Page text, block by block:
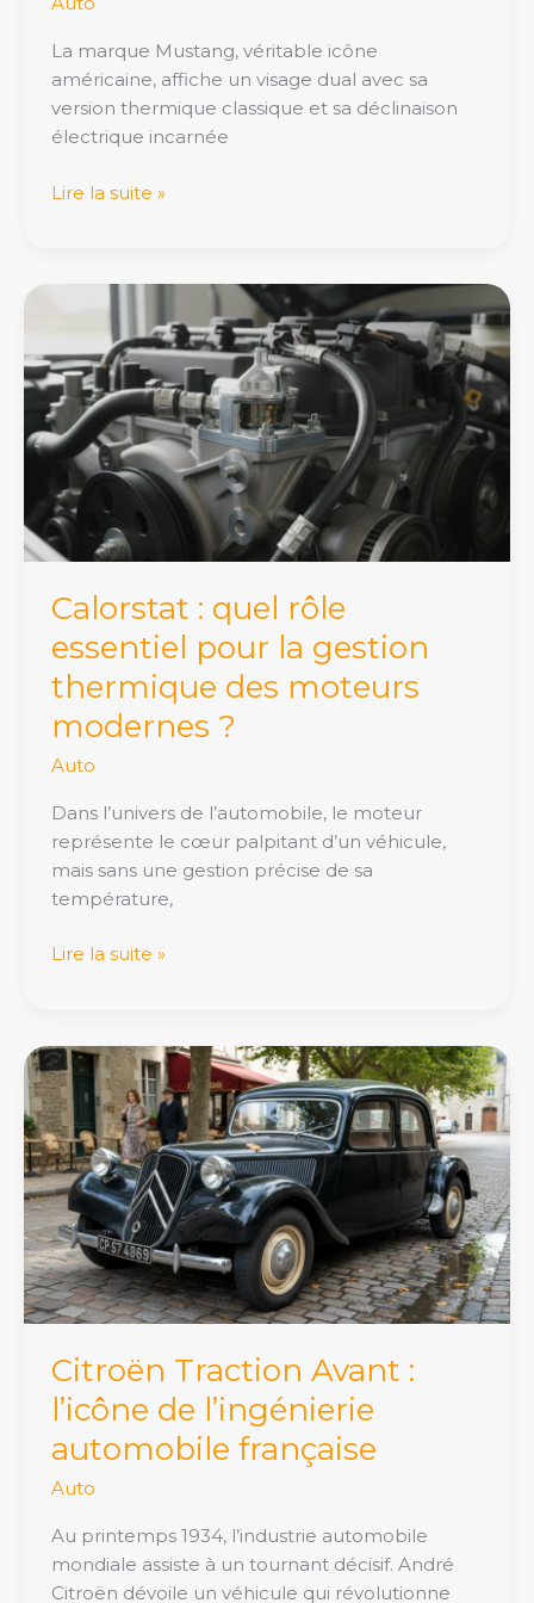
La marque Mustang, véritable icône
américaine, affiche un visage dual avec sa
version thermique classique et sa déclinaison
électrique incarnée
Lire la suite »
Calorstat : quel rôle
essentiel pour la gestion
thermique des moteurs
modernes ?
Auto
Dans l’univers de l’automobile, le moteur
représente le cœur palpitant d’un véhicule,
mais sans une gestion précise de sa
température,
Calorstat
quel
rôle
essentiel
pour
gestion
thermique
des
modernes
?
Lire la suite »
Citroën Traction Avant :
l’icône de l’ingénierie
automobile française
Auto
Au printemps 1934, l’industrie automobile
mondiale assiste à un tournant décisif. André
Citroën dévoile un véhicule qui révolutionne
Citroën
Traction
Avant
:
l’icône
de
l’ingénierie
automobile
française